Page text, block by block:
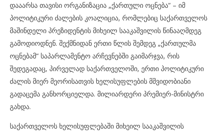
დააარსა თავისი ორგანიზაცია „ქართული ოცნება“ – იმ
პოლიტიკური ძალების კოალიცია, რომლებიც საქართველოს
მაშინდელი პრეზიდენტის მიხეილ სააკაშვილის წინააღმდეგ
გამოდიოდნენ. შექმნიდან ერთი წლის შემდეგ „ქართულმა
ოცნებამ“ საპარლამენტო არჩევნებში გაიმარჯვა, რის
შედეგადაც, პირველად საქართველოში, ერთი პოლიტიკური
ძალის მიერ მეორისათვის ხელისუფლების მშვიდობიანი
გადაცემა განხორციელდა. მილიარდერი პრემიერ-მინისტრი
გახდა.
საქართველოს ხელისუფლებაში მიხეილ სააკაშვილის